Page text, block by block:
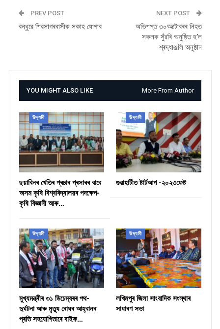
PREV POST
বন্ধুৱে শিৱসাগৰবাসীক সকাহ যোগাব
NEXT POST
অভিশপ্ত ৩০অক্টোবৰৰ নিহত
সকলক সুঁৱৰি অনুষ্ঠিত হ’ল
শ্ৰদ্ধাঞ্জলি অনুষ্ঠান
YOU MIGHT ALSO LIKE More From Author
উদ্যমী
ছয়াবিনৰ খেতিৰ প্ৰচাৰ প্ৰসাৰৰ বাবে
অসম কৃষি বিশ্ববিদ্যালয়ৰ পদক্ষেপ-
কৃষি বিজ্ঞানী আৰু…
উদ্যমী
গুৱাহাটীত ষ্টাৰ্টআপ -২০২৩ফেষ্ট
উদ্যমী
মুখ্যমন্ত্ৰীৰ ৩১ ডিচেম্বৰৰ পথ-
দুৰ্ঘটনা আৰু মৃত্যু ৰোধৰ আহ্বানৰ
প্ৰতি সহযোগিতাৰে বাইক…
উদ্যমী
লখিমপুৰ জিলা সাংবাদিক সংস্থাৰ
সাধাৰণ সভা